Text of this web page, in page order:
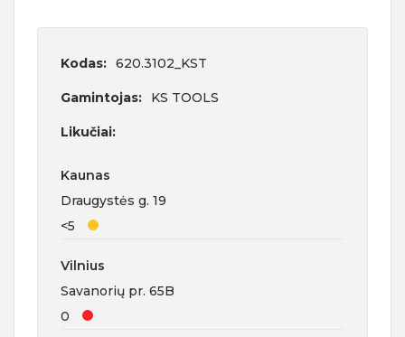
Kodas: 620.3102_KST
Gamintojas: KS TOOLS
Likučiai:
Kaunas
Draugystės g. 19
<5
Vilnius
Savanorių pr. 65B
0